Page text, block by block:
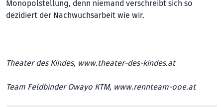
Monopolstellung, denn niemand verschreibt sich so
dezidiert der Nachwuchsarbeit wie wir.
Theater des Kindes, www.theater-des-kindes.at
Team Feldbinder Owayo KTM, www.rennteam-ooe.at